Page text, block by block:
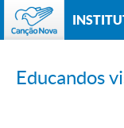
Educandos